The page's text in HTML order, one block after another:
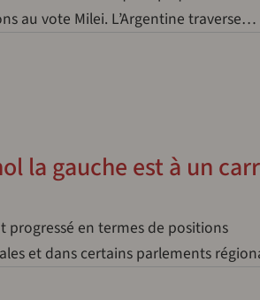
au vote Milei. L’Argentine traverse…
la gauche est à un
progressé en termes de positions
et dans certains parlements